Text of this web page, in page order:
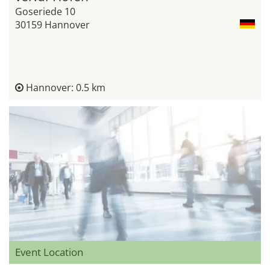
Goseriede 10
30159 Hannover
Hannover: 0.5 km
Event Location